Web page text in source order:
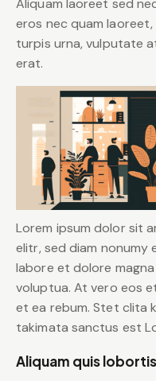
eros nec quam
turpis urna, vulputate
erat.
Lorem ipsum dolor sit
elitr, sed diam
labore et dolore
voluptua. At vero eos
et ea rebum. Stet clita
takimata sanctus est
Aliquam quis